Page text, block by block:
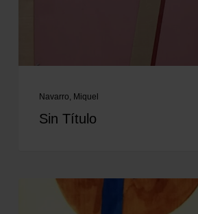
Navarro, Miquel
Sin Título